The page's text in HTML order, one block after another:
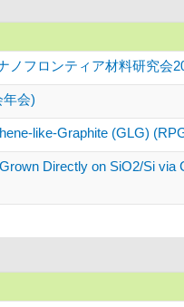
ノフロンティア材料研究会
会)
like-Graphite (GLG)
Directly on SiO2/Si